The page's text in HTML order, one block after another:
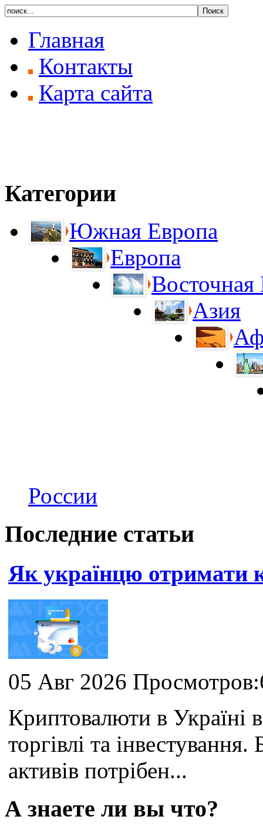
Главная
Контакты
Карта сайта
Категории
Южная Европа
Европа
Восточная
Азия
России
Последние статьи
Як українцю отримати
05 Авг 2026
Криптовалюти в Україні
торгівлі та
активів потрібен...
А знаете ли вы что?